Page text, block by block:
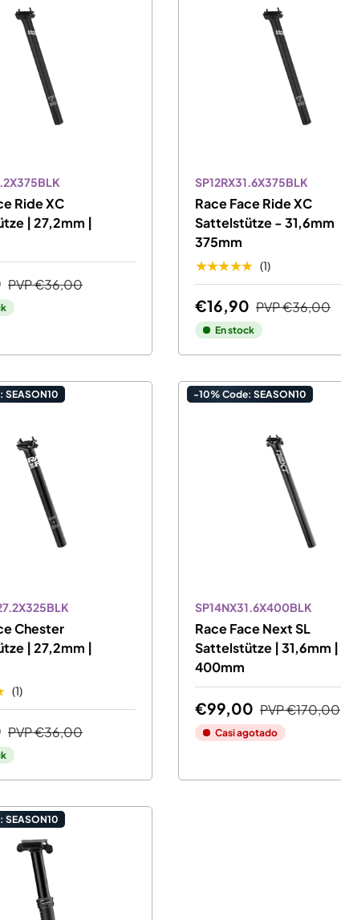
Ride XC
| 27,2mm |
PVP€36,00
SP12RX31.6X375BLK
Race Face Ride XC
Sattelstütze - 31,6mm
375mm
★★★★★ (1)
€16,90 PVP€36,00
En stock
SEASON10
Chester
| 27,2mm |
(1)
PVP€36,00
-10% Code: SEASON10
SP14NX31.6X400BLK
Race Face Next SL
Sattelstütze | 31,6mm |
400mm
€99,00 PVP€170,00
Casi agotado
SEASON10